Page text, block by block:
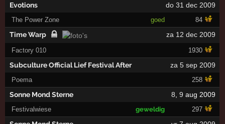
Evotions do 31 dec 2009
The Power Zone goed 84
Time Warp za 12 dec 2009
Factory 010 1930
Subculture Official Lief Festival After za 5 sep 2009
Poema 258
Sonne Mond Sterne 8, 9 aug 2009
Festivalwiese geweldig 297